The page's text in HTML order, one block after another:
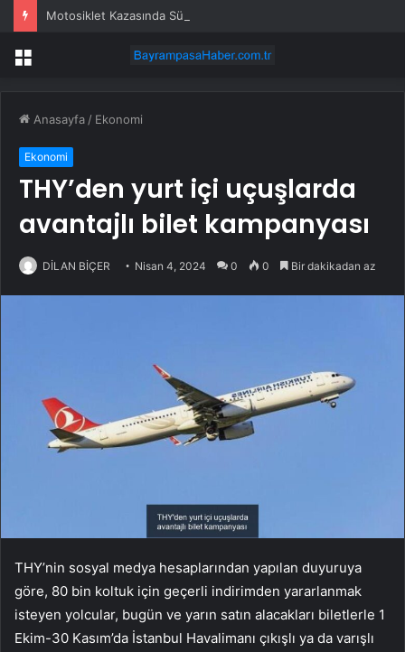
Motosiklet Kazasında Sürücü Hayatını Kaybetti
Menü
Anasayfa / Ekonomi
Ekonomi
THY’den yurt içi uçuşlarda
avantajlı bilet kampanyası
DİLAN BİÇER Nisan 4, 2024 0 0 Bir dakikadan az
THY’nin sosyal medya hesaplarından yapılan duyuruya
göre, 80 bin koltuk için geçerli indirimden yararlanmak
isteyen yolcular, bugün ve yarın satın alacakları biletlerle 1
Ekim-30 Kasım’da İstanbul Havalimanı çıkışlı ya da varışlı